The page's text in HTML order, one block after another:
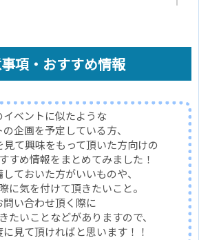
項・おすすめ情報
イベントに似たような
企画を予定している方、
見て興味をもって頂いた方向けの
すめ情報をまとめてみました！
ておいた方がいいものや、
に気を付けて頂きたいこと。
問い合わせ頂く際に
たいことなどがありますので、
見て頂ければと思います！！